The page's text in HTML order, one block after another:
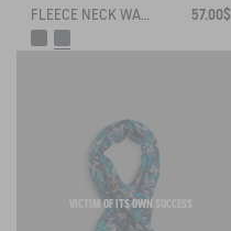
FLEECE NECK WARMER 57.00$
VICTIM OF ITS OWN SUCCESS